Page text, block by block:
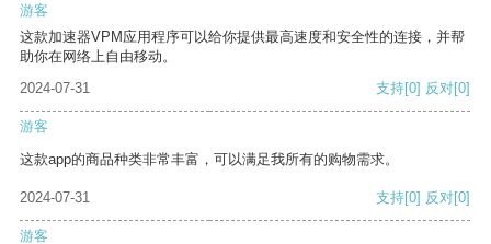
游客
这款加速器VPM应用程序可以给你提供最高速度和安全性的连接，并帮
助你在网络上自由移动。
2024-07-31
支持[0] 反对[0]
游客
这款app的商品种类非常丰富，可以满足我所有的购物需求。
2024-07-31 支持[0] 反对[0]
游客